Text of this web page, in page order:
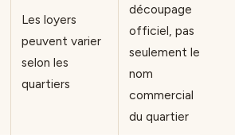
Les loyers
peuvent varier
selon les
quartiers
découpage
officiel, pas
seulement le
nom
commercial
du quartier